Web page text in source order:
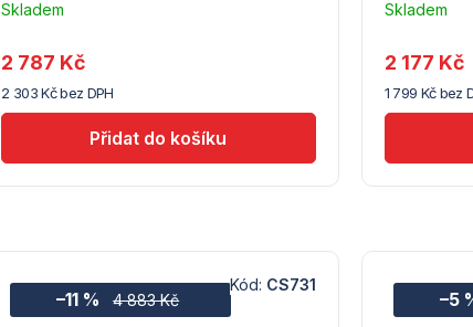
Skladem
dodavatele
(10)
2 303 Kč bez DPH
2 787 Kč
Skladem
dodavatele
(10)
1 799 Kč bez
2 177 Kč
4 883 Kč
–11 %
Kód: CS731
–5